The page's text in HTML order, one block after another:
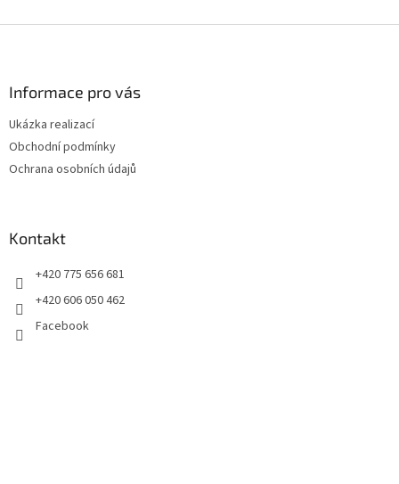
Informace pro vás
Ukázka realizací
Obchodní podmínky
Ochrana osobních údajů
Kontakt
+420 775 656 681
+420 606 050 462
Facebook